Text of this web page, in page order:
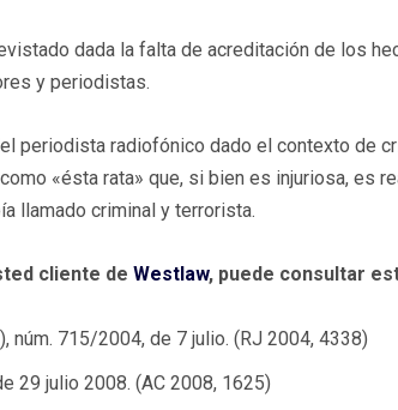
dada la falta de acreditación de los
y periodistas.
periodista radiofónico dado el contexto de
«ésta rata» que, si bien es injuriosa, es
llamado criminal y terrorista.
cliente de Westlaw, puede consultar
núm. 715/2004, de 7 julio. (RJ 2004, 4338)
29 julio 2008. (AC 2008, 1625)